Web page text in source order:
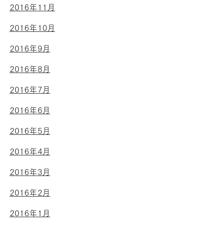
2016年11月
2016年10月
2016年9月
2016年8月
2016年7月
2016年6月
2016年5月
2016年4月
2016年3月
2016年2月
2016年1月